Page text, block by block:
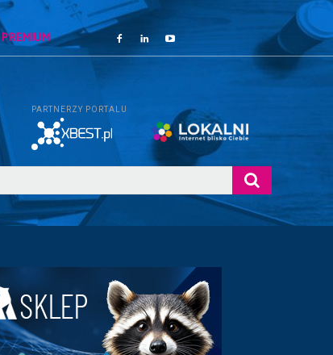
PREMIUM
PARTNERZY PORTALU